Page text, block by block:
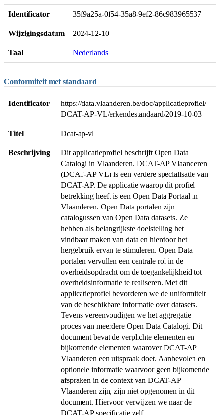
Identificator 35f9a25a-0f54-35a8-9ef2-86c983965537
Wijzigingsdatum 2024-12-10
Taal Nederlands
Conformiteit met standaard
Identificator
https://data.vlaanderen.be/doc/applicatieprofiel/
DCAT-AP-VL/erkendestandaard/2019-10-03
Titel Dcat-ap-vl
Beschrijving
Dit applicatieprofiel beschrijft Open Data
Catalogi in Vlaanderen. DCAT-AP Vlaanderen
(DCAT-AP VL) is een verdere specialisatie van
DCAT-AP. De applicatie waarop dit profiel
betrekking heeft is een Open Data Portaal in
Vlaanderen. Open Data portalen zijn
catalogussen van Open Data datasets. Ze
hebben als belangrijkste doelstelling het
vindbaar maken van data en hierdoor het
hergebruik ervan te stimuleren. Open Data
portalen vervullen een centrale rol in de
overheidsopdracht om de toegankelijkheid tot
overheidsinformatie te realiseren. Met dit
applicatieprofiel bevorderen we de uniformiteit
van de beschikbare informatie over datasets.
Tevens vereenvoudigen we het aggregatie
proces van meerdere Open Data Catalogi. Dit
document bevat de verplichte elementen en
bijkomende elementen waarover DCAT-AP
Vlaanderen een uitspraak doet. Aanbevolen en
optionele informatie waarvoor geen bijkomende
afspraken in de context van DCAT-AP
Vlaanderen zijn, zijn niet opgenomen in dit
document. Hiervoor verwijzen we naar de
DCAT-AP specificatie zelf.